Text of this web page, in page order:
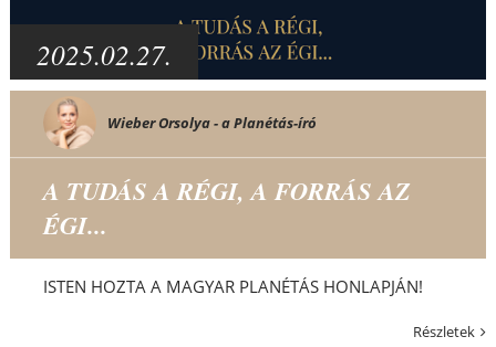
2025.02.27.
Wieber Orsolya - a Planétás-író
A TUDÁS A RÉGI, A FORRÁS AZ
ÉGI...
ISTEN HOZTA A MAGYAR PLANÉTÁS HONLAPJÁN!
Részletek